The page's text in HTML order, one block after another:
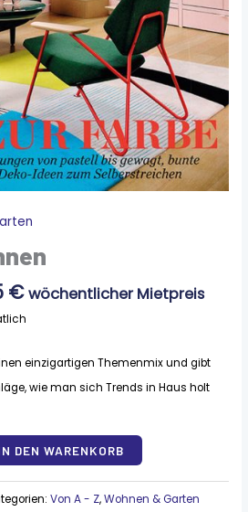
€
€
Aktueller
ist:
1,15 €.
wöchentlicher Mietpreis
einen einzigartigen Themenmix und gibt
wie man sich Trends in Haus holt
DEN WARENKORB Alternative:
Von A - Z,Wohnen & Garten